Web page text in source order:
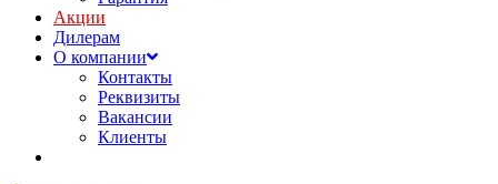
Акции
Дилерам
О компании
Контакты
Реквизиты
Вакансии
Клиенты